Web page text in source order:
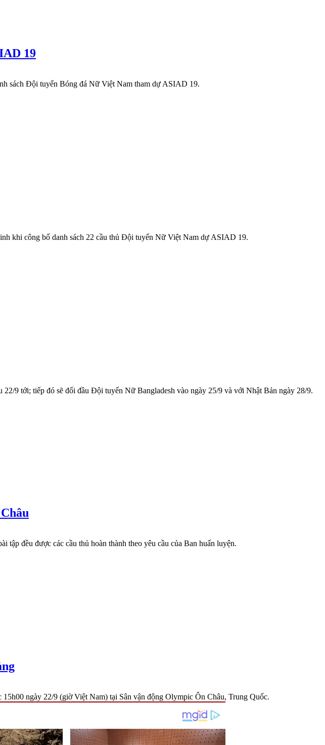
19
sách Đội tuyển Bóng đá Nữ Việt Nam tham dự ASIAD 19.
khi công bố danh sách 22 cầu thủ Đội tuyển Nữ Việt Nam dự ASIAD 19.
9 tới; tiếp đó sẽ đối đầu Đội tuyển Nữ Bangladesh vào ngày 25/9 và với Nhật Bản ngày 28/9.
đều được các cầu thủ hoàn thành theo yêu cầu của Ban huấn luyện.
ngày 22/9 (giờ Việt Nam) tại Sân vận động Olympic Ôn Châu, Trung Quốc.